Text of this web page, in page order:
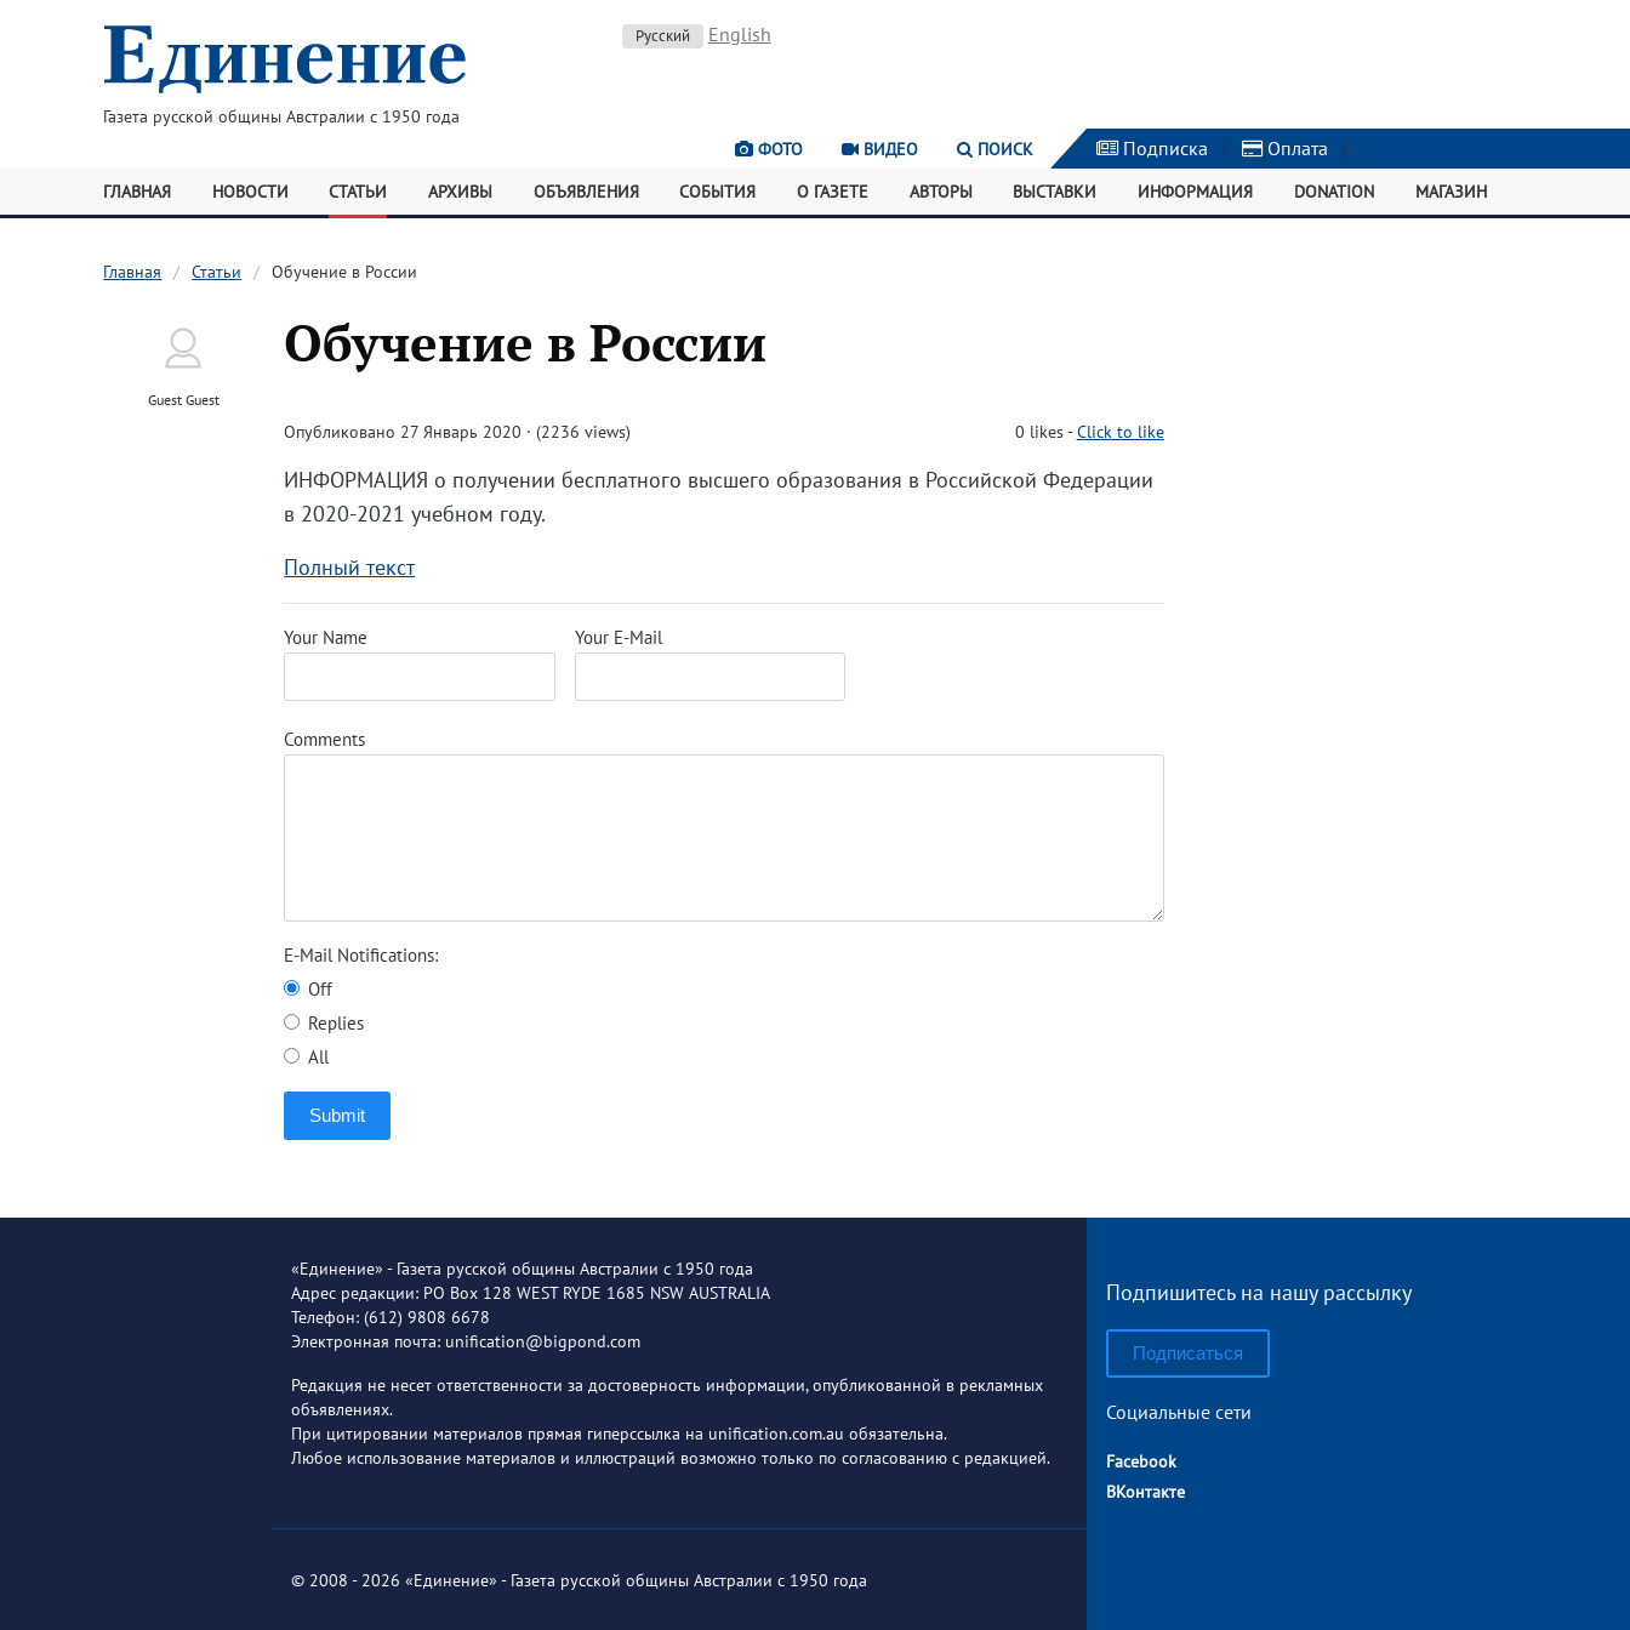
Газета русской общины Австралии с 1950 года
Русский English
ФОТО ВИДЕО ПОИСК Подписка | Оплата |
ГЛАВНАЯ НОВОСТИ СТАТЬИ АРХИВЫ ОБЪЯВЛЕНИЯ СОБЫТИЯ О ГАЗЕТЕ АВТОРЫ ВЫСТАВКИ ИНФОРМАЦИЯ DONATION МАГАЗИН
Главная Статьи Обучение в России
Guest Guest
Обучение в России
Опубликовано 27 Январь 2020 · (2236 views) 0 likes-Click to like
ИНФОРМАЦИЯ о получении бесплатного высшего образования в Российской Федерации
в 2020-2021 учебном году.
Полный текст
Your Name Your E-Mail
Comments
E-Mail Notifications:
Off
Replies
All
Submit
«Единение» - Газета русской общины Австралии с 1950 года
Адрес редакции: PO Box 128 WEST RYDE 1685 NSW AUSTRALIA
Телефон: (612) 9808 6678
Электронная почта: unification@bigpond.com
Редакция не несет ответственности за достоверность информации, опубликованной в рекламных
объявлениях.
При цитировании материалов прямая гиперссылка на unification.com.au обязательна.
Любое использование материалов и иллюстраций возможно только по согласованию с редакцией.
© 2008 - 2026 «Единение» - Газета русской общины Австралии с 1950 года
Подпишитесь на нашу рассылку
Подписаться
Социальные сети
Facebook
ВКонтакте